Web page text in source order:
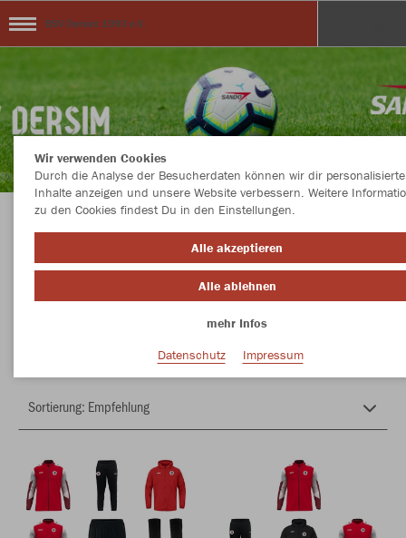
BSV Dersim 1993 e.V.
Herzlich Willkommen im Teamshop BSV
Dersim 1993 e.V.
Wir verwenden Cookies
Durch die Analyse der Besucherdaten können wir dir personalisierte
Inhalte anzeigen und unsere Website verbessern. Weitere
zu den Cookies findest Du in den Einstellungen.
Alle akzeptieren
Alle ablehnen
mehr Infos
Datenschutz
Impressum